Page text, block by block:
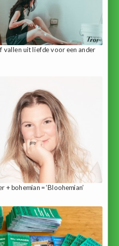
vallen uit liefde voor een ander
bohemian = ‘Bloohemian’